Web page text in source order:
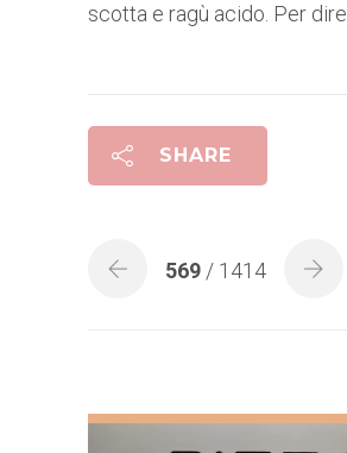
scotta e ragù acido. Per dire.
SHARE
569 / 1414